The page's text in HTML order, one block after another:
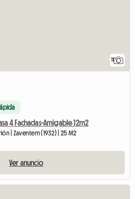
11
4 Fachadas-Amigable 12m2
| Zaventem (1932) | 25 M2
Ver anuncio